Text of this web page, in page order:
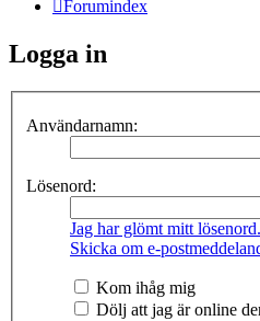
Forumindex
Logga in
Användarnamn:
Lösenord:
Jag har glömt mitt lösenord.
Skicka om e-
Kom ihåg mig
Dölj att jag är online